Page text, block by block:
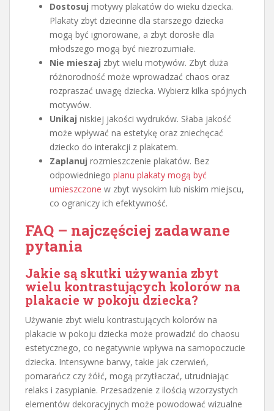
Dostosuj motywy plakatów do wieku dziecka.
Plakaty zbyt dziecinne dla starszego dziecka
mogą być ignorowane, a zbyt dorosłe dla
młodszego mogą być niezrozumiałe.
Nie mieszaj zbyt wielu motywów. Zbyt duża
różnorodność może wprowadzać chaos oraz
rozpraszać uwagę dziecka. Wybierz kilka spójnych
motywów.
Unikaj niskiej jakości wydruków. Słaba jakość
może wpływać na estetykę oraz zniechęcać
dziecko do interakcji z plakatem.
Zaplanuj rozmieszczenie plakatów. Bez
odpowiedniego planu plakaty mogą być
umieszczone w zbyt wysokim lub niskim miejscu,
co ograniczy ich efektywność.
FAQ – najczęściej zadawane
pytania
Jakie są skutki używania zbyt
wielu kontrastujących kolorów na
plakacie w pokoju dziecka?
Używanie zbyt wielu kontrastujących kolorów na
plakacie w pokoju dziecka może prowadzić do chaosu
estetycznego, co negatywnie wpływa na samopoczucie
dziecka. Intensywne barwy, takie jak czerwień,
pomarańcz czy żółć, mogą przytłaczać, utrudniając
relaks i zasypianie. Przesadzenie z ilością wzorzystych
elementów dekoracyjnych może powodować wizualne